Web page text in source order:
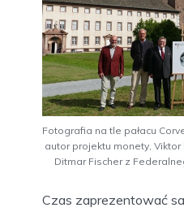
Fotografia na tle pałacu
autor projektu monety,
Ditmar Fischer z
Czas zaprezentować